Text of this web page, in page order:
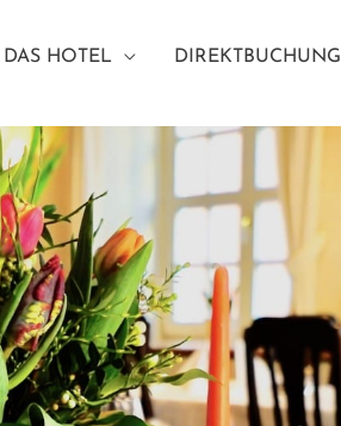
DAS HOTEL DIREKTBUCHUNG